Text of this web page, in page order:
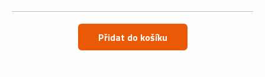
Přidat do košíku